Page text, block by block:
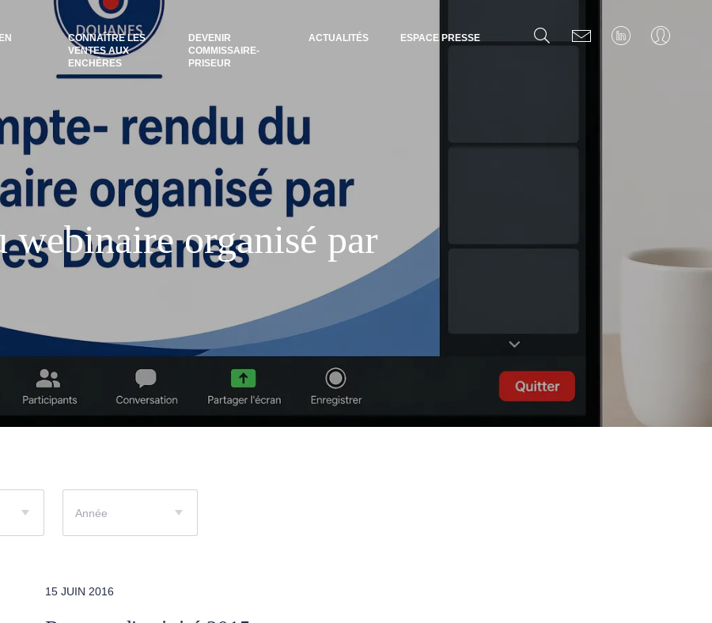
CONNAÎTRE LES
VENTES AUX
ENCHÈRES
DEVENIR
COMMISSAIRE-
PRISEUR
ACTUALITÉS ESPACE PRESSE
webinaire organisé par
Année
15 JUIN 2016